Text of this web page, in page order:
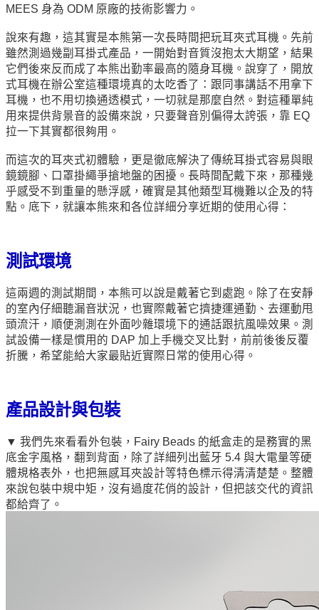
MEES 身為 ODM 原廠的技術影響力。
說來有趣，這其實是本熊第一次長時間把玩耳夾式耳機。先前
雖然測過幾副耳掛式產品，一開始對音質沒抱太大期望，結果
它們後來反而成了本熊出勤率最高的隨身耳機。說穿了，開放
式耳機在辦公室這種環境真的太吃香了：跟同事講話不用拿下
耳機，也不用切換通透模式，一切就是那麼自然。對這種單純
用來提供背景音的設備來說，只要聲音別偏得太誇張，靠 EQ
拉一下其實都很夠用。
而這次的耳夾式初體驗，更是徹底解決了傳統耳掛式容易與眼
鏡鏡腳、口罩掛繩爭搶地盤的困擾。長時間配戴下來，那種幾
乎感受不到重量的懸浮感，確實是其他類型耳機難以企及的特
點。底下，就讓本熊來和各位詳細分享近期的使用心得：
測試環境
這兩週的測試期間，本熊可以說是戴著它到處跑。除了在安靜
的室內仔細聽漏音狀況，也實際戴著它擠捷運通勤、去運動甩
頭流汗，順便測測在外面吵雜環境下的通話跟抗風噪效果。測
試設備一樣是慣用的 DAP 加上手機交叉比對，前前後後反覆
折騰，希望能給大家最貼近實際日常的使用心得。
產品設計與包裝
▼ 我們先來看看外包裝，Fairy Beads 的紙盒走的是務實的黑
底金字風格，翻到背面，除了詳細列出藍牙 5.4 與大電量等硬
體規格表外，也把無感耳夾設計等特色標示得清清楚楚。整體
來說包裝中規中矩，沒有過度花俏的設計，但把該交代的資訊
都給齊了。